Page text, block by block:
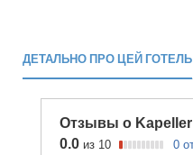
ДЕТАЛЬНО ПРО ЦЕЙ ГОТЕЛЬ